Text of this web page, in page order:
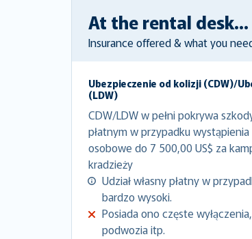
At the rental desk...
Insurance offered & what you
Ubezpieczenie od kolizji (CDW)/
(LDW)
CDW/LDW w pełni pokrywa
płatnym w przypadku
osobowe do 7 500,00 US$ za
kradzieży
Udział własny płatny w
bardzo wysoki.
Posiada ono częste
podwozia itp.